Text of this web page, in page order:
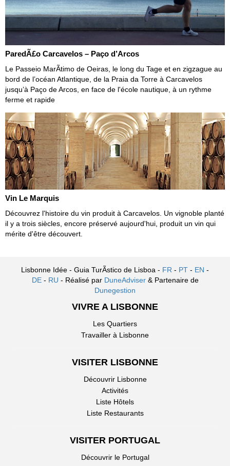
ParedÃ£o Carcavelos – Paço d’Arcos
Le Passeio MarÃ­timo de Oeiras, le long du Tage et en zigzague au
bord de l’océan Atlantique, de la Praia da Torre à Carcavelos
jusqu’à Paço de Arcos, en face de l'école nautique, à un rythme
ferme et rapide
Vin Le Marquis
Découvrez l'histoire du vin produit à Carcavelos. Un vignoble planté
il y a trois siècles, encore préservé aujourd'hui, produit un vin qui
mérite d'être découvert.
Lisbonne Idée - Guia TurÃ­stico de Lisboa - FR - PT - EN -
DE- RU - Réalisé par DuneAdviser & Partenaire de
Dunegestion
VIVRE A LISBONNE
Les Quartiers
Travailler à Lisbonne
VISITER LISBONNE
Découvrir Lisbonne
Activités
Liste Hôtels
Liste Restaurants
VISITER PORTUGAL
Découvrir le Portugal